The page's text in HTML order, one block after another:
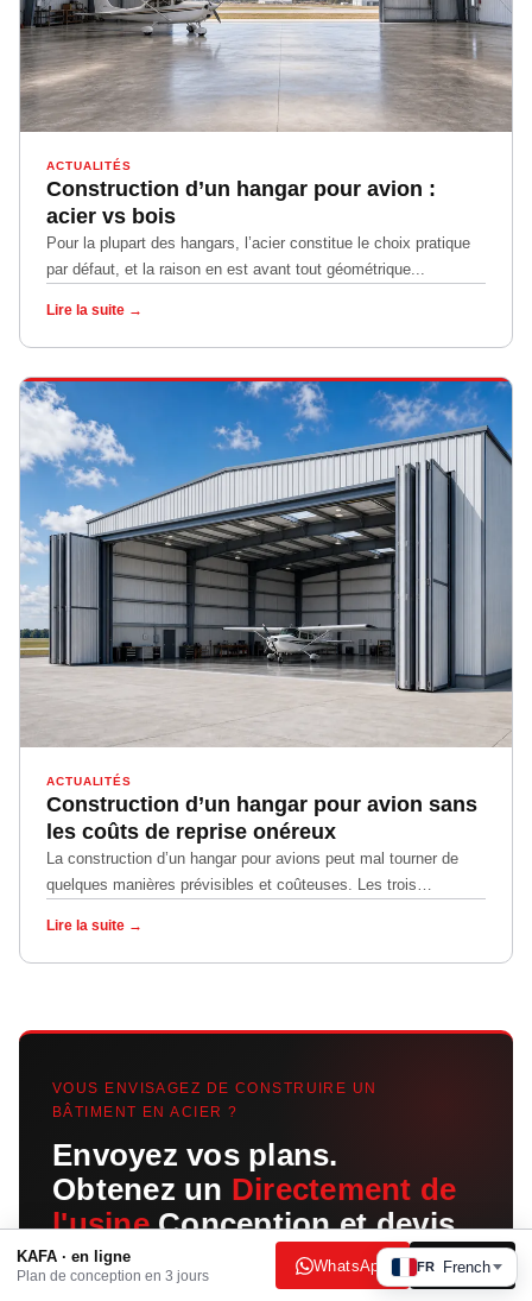
ACTUALITÉS
Construction d’un hangar pour avion :
acier vs bois
Pour la plupart des hangars, l’acier constitue le choix pratique
par défaut, et la raison en est avant tout géométrique...
Lire la suite →
ACTUALITÉS
Construction d’un hangar pour avion sans
les coûts de reprise onéreux
La construction d’un hangar pour avions peut mal tourner de
quelques manières prévisibles et coûteuses. Les trois
Lire la suite →
VOUS ENVISAGEZ DE CONSTRUIRE UN
BÂTIMENT EN ACIER ?
Envoyez vos plans.
Obtenez un Directement de
l'usineConception et devis
en 3 jours.
KAFA · en ligne
Plan de conception en 3 jours
WhatsApp E-mail
FR French